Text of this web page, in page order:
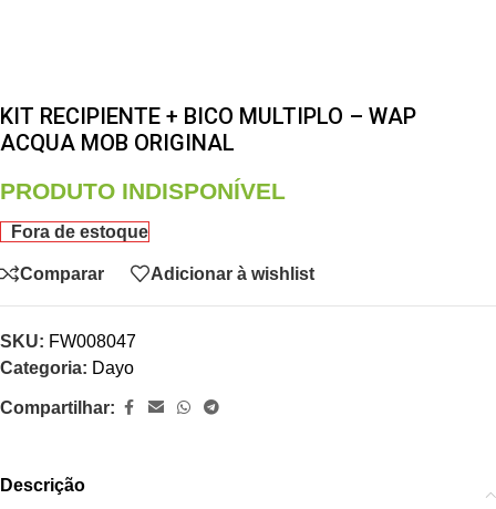
KIT RECIPIENTE + BICO MULTIPLO – WAP
ACQUA MOB ORIGINAL
PRODUTO INDISPONÍVEL
Fora de estoque
Comparar Adicionar à wishlist
SKU: FW008047
Categoria: Dayo
Compartilhar:
Descrição